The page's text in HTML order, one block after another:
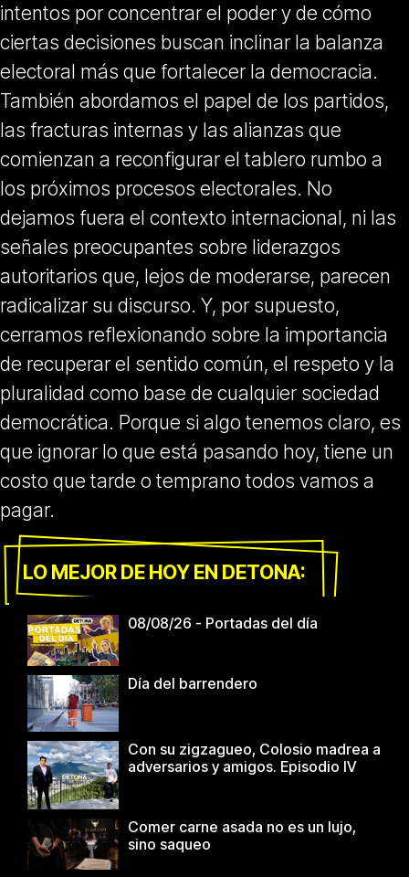
intentos por concentrar el poder y de cómo
ciertas decisiones buscan inclinar la balanza
electoral más que fortalecer la democracia.
También abordamos el papel de los partidos,
las fracturas internas y las alianzas que
comienzan a reconfigurar el tablero rumbo a
los próximos procesos electorales. No
dejamos fuera el contexto internacional, ni las
señales preocupantes sobre liderazgos
autoritarios que, lejos de moderarse, parecen
radicalizar su discurso. Y, por supuesto,
cerramos reflexionando sobre la importancia
de recuperar el sentido común, el respeto y la
pluralidad como base de cualquier sociedad
democrática. Porque si algo tenemos claro, es
que ignorar lo que está pasando hoy, tiene un
costo que tarde o temprano todos vamos a
pagar.
LO MEJOR DE HOY EN DETONA:
08/08/26 - Portadas del día
Día del barrendero
Con su zigzagueo, Colosio madrea a
adversarios y amigos. Episodio IV
Comer carne asada no es un lujo,
sino saqueo